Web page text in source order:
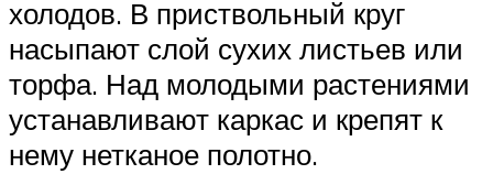
холодов. В приствольный круг
насыпают слой сухих листьев или
торфа. Над молодыми растениями
устанавливают каркас и крепят к
нему нетканое полотно.